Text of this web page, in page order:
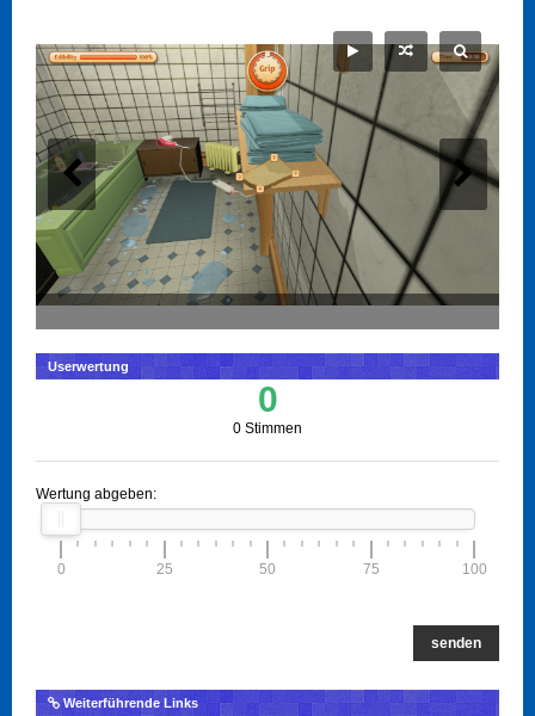
Userwertung
0
0 Stimmen
Wertung abgeben:
0 25 50 75 100
senden
Weiterführende Links